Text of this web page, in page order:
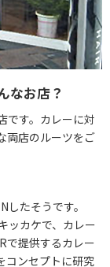
なお店？
です。カレーに対
両店のルーツをご
たそうです。
ッカケで、カレー
で提供するカレー
コンセプトに研究